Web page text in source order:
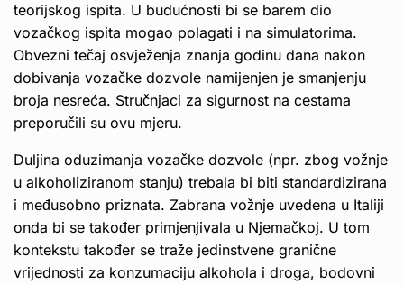
teorijskog ispita. U budućnosti bi se barem dio
vozačkog ispita mogao polagati i na simulatorima.
Obvezni tečaj osvježenja znanja godinu dana nakon
dobivanja vozačke dozvole namijenjen je smanjenju
broja nesreća. Stručnjaci za sigurnost na cestama
preporučili su ovu mjeru.
Duljina oduzimanja vozačke dozvole (npr. zbog vožnje
u alkoholiziranom stanju) trebala bi biti standardizirana
i međusobno priznata. Zabrana vožnje uvedena u Italiji
onda bi se također primjenjivala u Njemačkoj. U tom
kontekstu također se traže jedinstvene granične
vrijednosti za konzumaciju alkohola i droga, bodovni